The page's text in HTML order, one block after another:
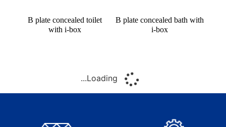
B plate concealed bath with
i-box
B plate concealed toilet
with i-box
Loading...